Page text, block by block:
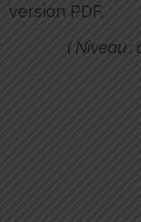
version PDF.
( Niveau :